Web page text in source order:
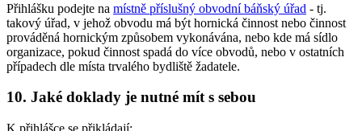
Přihlášku podejte na místně příslušný obvodní báňský úřad - tj.
takový úřad, v jehož obvodu má být hornická činnost nebo činnost
prováděná hornickým způsobem vykonávána, nebo kde má sídlo
organizace, pokud činnost spadá do více obvodů, nebo v ostatních
případech dle místa trvalého bydliště žadatele.
10. Jaké doklady je nutné mít s sebou
K přihlášce se přikládají: